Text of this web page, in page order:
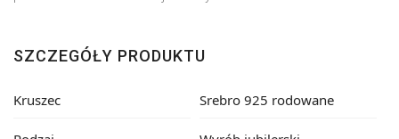
SZCZEGÓŁY PRODUKTU
Kruszec Srebro 925 rodowane